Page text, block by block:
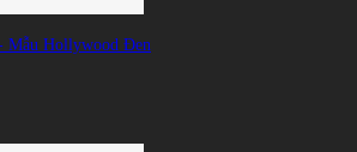
Mẫu Hollywood Đen